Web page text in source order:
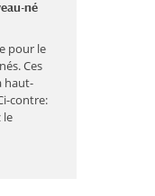
né
pour le
Ces
haut-
contre:
le